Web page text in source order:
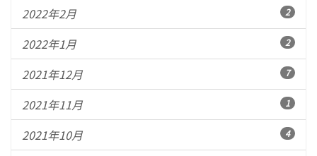
2022年2月 2
2022年1月 2
2021年12月 7
2021年11月 1
2021年10月 4